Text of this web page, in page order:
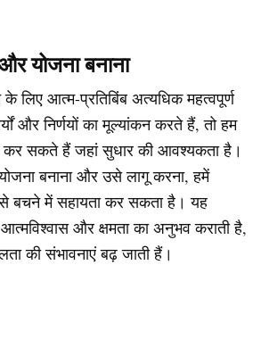
योजना बनाना
लिए आत्म-प्रतिबिंब अत्यधिक महत्वपूर्ण
और निर्णयों का मूल्यांकन करते हैं, तो हम
कर सकते हैं जहां सुधार की आवश्यकता है।
बनाना और उसे लागू करना, हमें
बचने में सहायता कर सकता है। यह
और क्षमता का अनुभव कराती है,
की संभावनाएं बढ़ जाती हैं।